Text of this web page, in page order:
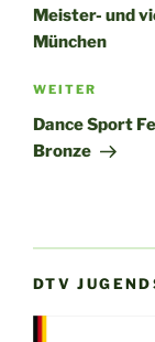
Meister- und
München
Nächster
Beitrag
WEITER
Dance Sport
Bronze
DTV